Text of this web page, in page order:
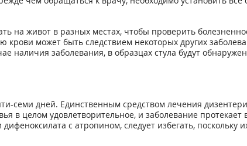
на живот в разных местах, чтобы проверить
крови может быть следствием некоторых других
наличия заболевания, в образцах стула будут
семи дней. Единственным средством лечения
в целом удовлетворительное, и заболевание
с атропином, следует избегать, поскольку